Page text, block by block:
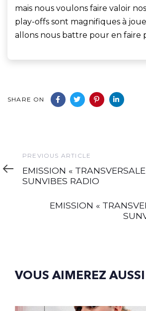
mais nous voulons faire valoir
play-offs sont magnifiques à
allons nous battre pour en faire
SHARE ON
Previous
Article
PREVIOUS ARTICLE
EMISSION «
SUNVIBES RADIO
EMISSION «
VOUS AIMEREZ AUSSI